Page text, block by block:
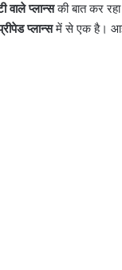
वाले प्लान्सकी बात कर
प्लान्समें से एक है।